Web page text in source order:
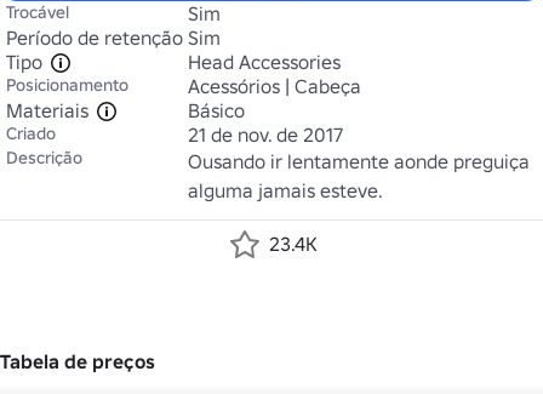
Trocável
Sim
Período de retenção Sim
Tipo
Head Accessories
Posicionamento
Acessórios | Cabeça
Materiais
Básico
Criado 21 de nov. de 2017
Descrição
Ousando ir lentamente aonde preguiça
alguma jamais esteve.
23.4K
Tabela de preços